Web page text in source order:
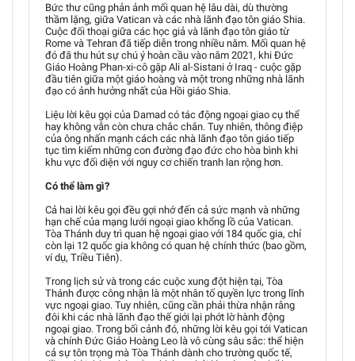
Bức thư cũng phản ảnh mối quan hệ lâu dài, dù thường
thầm lặng, giữa Vatican và các nhà lãnh đạo tôn giáo Shia.
Cuộc đối thoại giữa các học giả và lãnh đạo tôn giáo từ
Rome và Tehran đã tiếp diễn trong nhiều năm. Mối quan hệ
đó đã thu hút sự chú ý hoàn cầu vào năm 2021, khi Đức
Giáo Hoàng Phan-xi-cô gặp Ali al-Sistani ở Iraq - cuộc gặp
đầu tiên giữa một giáo hoàng và một trong những nhà lãnh
đạo có ảnh hưởng nhất của Hồi giáo Shia.
Liệu lời kêu gọi của Damad có tác động ngoại giao cụ thể
hay không vẫn còn chưa chắc chắn. Tuy nhiên, thông điệp
của ông nhấn mạnh cách các nhà lãnh đạo tôn giáo tiếp
tục tìm kiếm những con đường đạo đức cho hòa bình khi
khu vực đối diện với nguy cơ chiến tranh lan rộng hơn.
Có thể làm gì?
Cả hai lời kêu gọi đều gợi nhớ đến cả sức mạnh và những
hạn chế của mạng lưới ngoại giao khổng lồ của Vatican.
Tòa Thánh duy trì quan hệ ngoại giao với 184 quốc gia, chỉ
còn lại 12 quốc gia không có quan hệ chính thức (bao gồm,
ví dụ, Triều Tiên).
Trong lịch sử và trong các cuộc xung đột hiện tại, Tòa
Thánh được công nhận là một nhân tố quyền lực trong lĩnh
vực ngoại giao. Tuy nhiên, cũng cần phải thừa nhận rằng
đôi khi các nhà lãnh đạo thế giới lại phớt lờ hành động
ngoại giao. Trong bối cảnh đó, những lời kêu gọi tới Vatican
và chính Đức Giáo Hoàng Leo là vô cùng sâu sắc: thể hiện
cả sự tôn trọng mà Tòa Thánh dành cho trường quốc tế,